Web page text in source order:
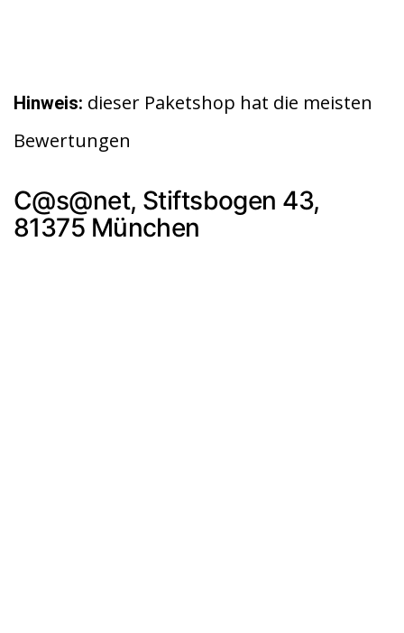
Hinweis: dieser Paketshop hat die meisten
Bewertungen
C@s@net, Stiftsbogen 43,
81375 München